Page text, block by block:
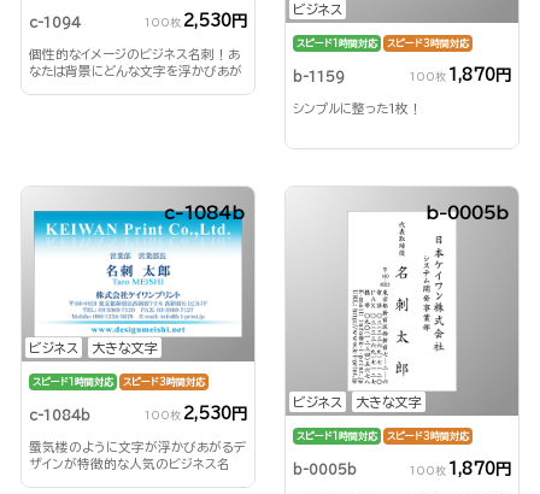
c-1094 100枚 2,530円
個性的なイメージのビジネス名刺！あ
なたは背景にどんな文字を浮かびあが
ビジネス
スピード1時間対応 スピード3時間対応
b-1159 100枚 1,870円
シンプルに整った1枚！
ビジネス 大きな文字
c-1084b
スピード1時間対応 スピード3時間対応
c-1084b 100枚 2,530円
蜃気楼のように文字が浮かびあがるデ
ザインが特徴的な人気のビジネス名
ビジネス 大きな文字
b-0005b
スピード1時間対応 スピード3時間対応
b-0005b 100枚 1,870円